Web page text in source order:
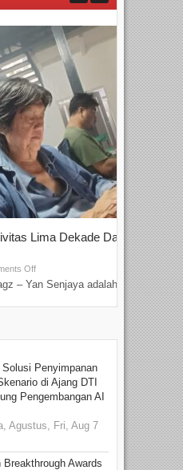
Lima Dekade Dalam
Off
– Yan Senjaya adalah...
Penyimpanan
di Ajang DTI
Pengembangan AI
Agustus, Fri, Aug 7
Awards